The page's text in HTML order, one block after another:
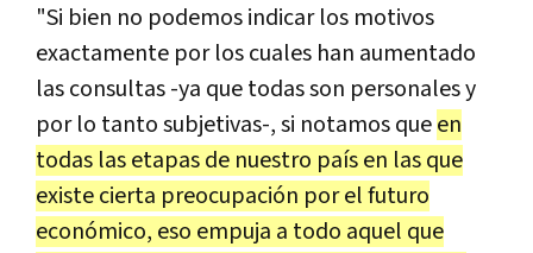
"Si bien no podemos indicar los motivos
exactamente por los cuales han aumentado
las consultas -ya que todas son personales y
por lo tanto subjetivas-, si notamos queen
todas las etapas de nuestro país en las que
existe cierta preocupación por el futuro
económico, eso empuja a todo aquel que